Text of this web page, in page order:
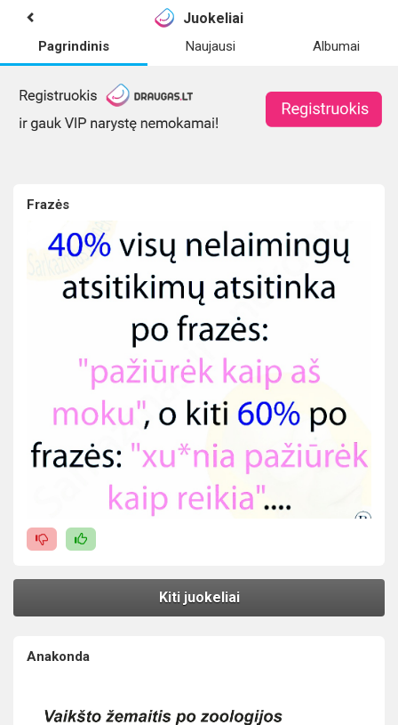
Juokeliai
Pagrindinis Naujausi Albumai
Frazės
Kiti juokeliai
Anakonda